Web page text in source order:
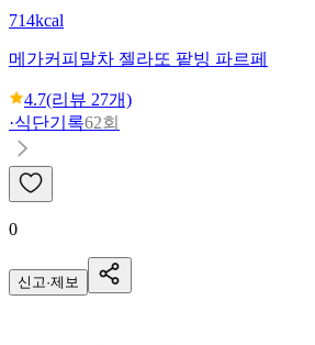
714kcal
메가커피 말차 젤라또 팥빙 파르페
4.7(리뷰 27개)
·식단기록62회
0
신고·제보